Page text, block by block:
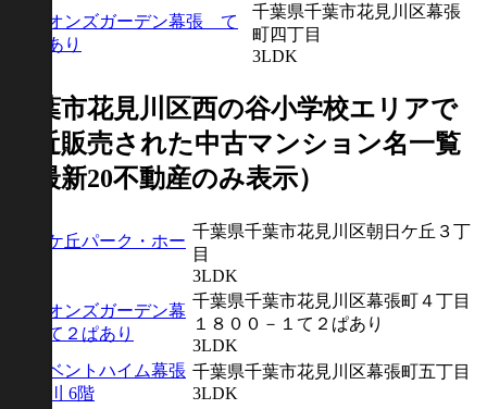
ライオンズガーデン幕張 て
２ぱあり
千葉県千葉市花見川区幕張
町四丁目
3LDK
千葉市花見川区西の谷小学校エリアで
最近販売された中古マンション名一覧
（最新20不動産のみ表示）
朝日ケ丘パーク・ホー
千葉県千葉市花見川区朝日ケ丘３丁
目
3LDK
ライオンズガーデン幕
張 て２ぱあり
千葉県千葉市花見川区幕張町４丁目
１８００－１て２ぱあり
3LDK
アーベントハイム幕張
花見川 6階
千葉県千葉市花見川区幕張町五丁目
3LDK